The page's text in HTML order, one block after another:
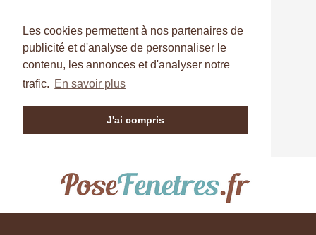
Les cookies permettent à nos partenaires de
publicité et d'analyse de personnaliser le
contenu, les annonces et d'analyser notre
trafic. En savoir plus
J'ai compris